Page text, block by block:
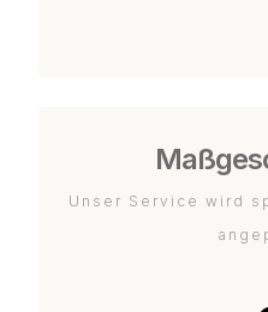
Unser Service wird